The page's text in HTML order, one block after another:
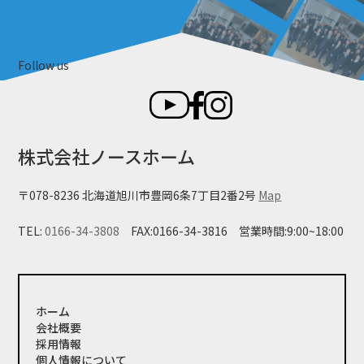
Follow us
ホーム
会社概要
採用情報
個人情報について
株式会社ノースホーム
〒078-8236 北海道旭川市豊岡6条7丁目2番2号 Map
TEL:0166-34-3808 FAX:0166-34-3816 営業時間:9:00~18:00